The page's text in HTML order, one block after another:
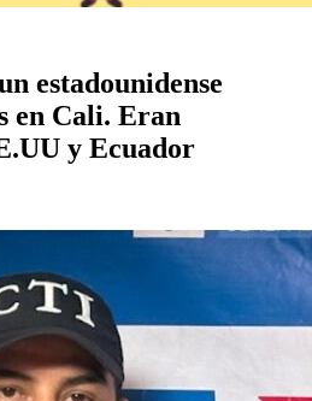
estadounidense
en Cali. Eran
y Ecuador